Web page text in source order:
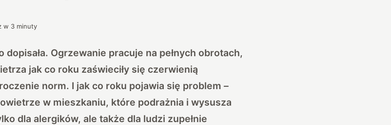
w 3 minuty
Ogrzewanie pracuje na pełnych obrotach,
jak co roku zaświeciły się czerwienią
norm. I jak co roku pojawia się problem –
w mieszkaniu, które podrażnia i wysusza
dla alergików, ale także dla ludzi zupełnie